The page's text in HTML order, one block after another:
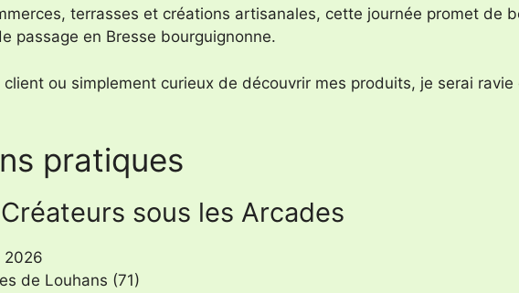
terrasses et créations artisanales, cette journée promet de
passage en Bresse bourguignonne.
ou simplement curieux de découvrir mes produits, je serai
pratiques
sous les Arcades
2026
de Louhans (71)